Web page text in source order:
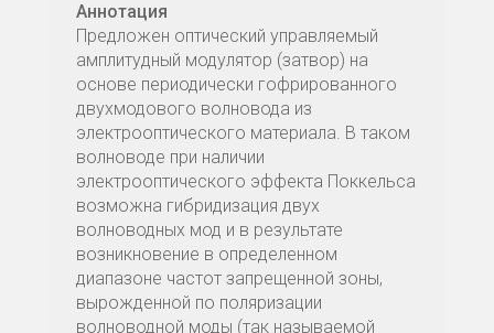
Аннотация
Предложен оптический управляемый
амплитудный модулятор (затвор) на
основе периодически гофрированного
двухмодового волновода из
электрооптического материала. В таком
волноводе при наличии
электрооптического эффекта Поккельса
возможна гибридизация двух
волноводных мод и в результате
возникновение в определенном
диапазоне частот запрещенной зоны,
вырожденной по поляризации
волноводной моды (так называемой